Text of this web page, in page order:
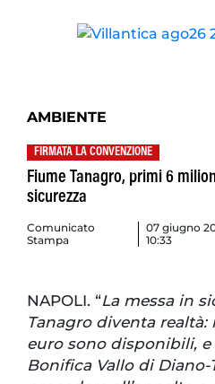
AMBIENTE
FIRMATA LA CONVENZIONE
Fiume Tanagro, primi 6
sicurezza
Comunicato
Stampa
07 giugno
10:33
NAPOLI. “La messa in
Tanagro diventa
euro sono disponibili,
Bonifica Vallo di